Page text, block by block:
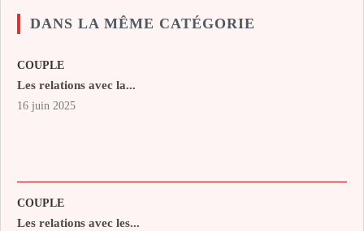
DANS LA MÊME CATÉGORIE
COUPLE
Les relations avec la...
16 juin 2025
COUPLE
Les relations avec les...